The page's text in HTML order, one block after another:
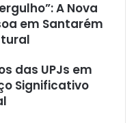
A Nova
em Santarém
das UPJs em
Significativo